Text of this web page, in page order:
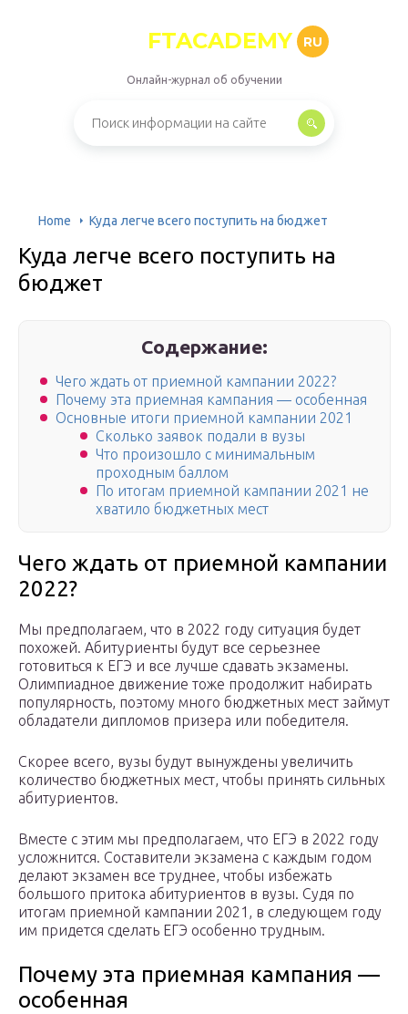
FTACADEMY RU
Онлайн-журнал об обучении
Home Куда легче всего поступить на бюджет
Куда легче всего поступить на
бюджет
Содержание:
Чего ждать от приемной кампании 2022?
Почему эта приемная кампания — особенная
Основные итоги приемной кампании 2021
Сколько заявок подали в вузы
Что произошло с минимальным
проходным баллом
По итогам приемной кампании 2021 не
хватило бюджетных мест
Чего ждать от приемной кампании
2022?
Мы предполагаем, что в 2022 году ситуация будет
похожей. Абитуриенты будут все серьезнее
готовиться к ЕГЭ и все лучше сдавать экзамены.
Олимпиадное движение тоже продолжит набирать
популярность, поэтому много бюджетных мест займут
обладатели дипломов призера или победителя.
Скорее всего, вузы будут вынуждены увеличить
количество бюджетных мест, чтобы принять сильных
абитуриентов.
Вместе с этим мы предполагаем, что ЕГЭ в 2022 году
усложнится. Составители экзамена с каждым годом
делают экзамен все труднее, чтобы избежать
большого притока абитуриентов в вузы. Судя по
итогам приемной кампании 2021, в следующем году
им придется сделать ЕГЭ особенно трудным.
Почему эта приемная кампания —
особенная